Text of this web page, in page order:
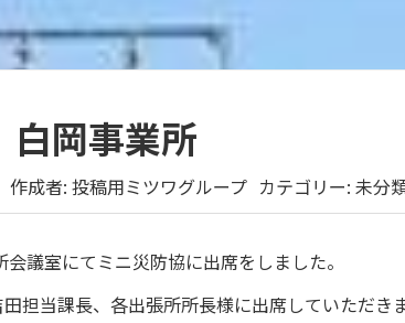
岡事業所
作成者: 投稿用ミツワグループ カテゴリー: 未分
議室にてミニ災防協に出席をしました。
担当課長、各出張所所長様に出席していただき